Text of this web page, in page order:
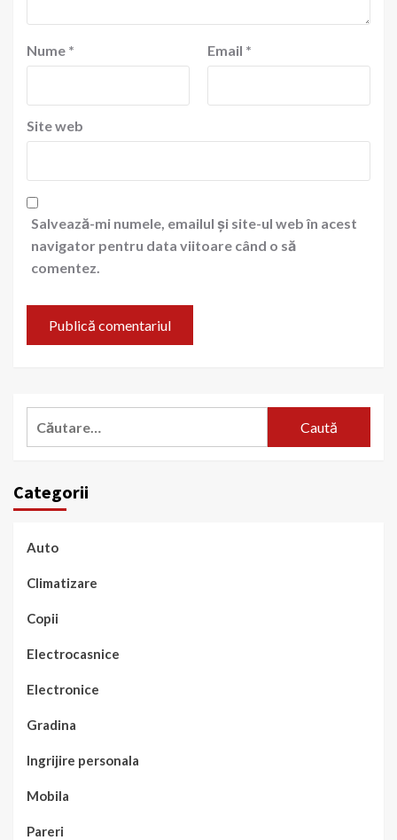
Nume * Email *
Site web
Salvează-mi numele, emailul și site-ul web în acest
navigator pentru data viitoare când o să
comentez.
Categorii
Auto
Climatizare
Copii
Electrocasnice
Electronice
Gradina
Ingrijire personala
Mobila
Pareri